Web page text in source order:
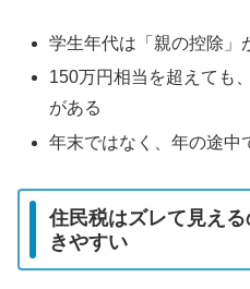
学生年代は「親の控除」
150万円相当を超えても
がある
年末ではなく、年の途中
住民税はズレて見え
きやすい